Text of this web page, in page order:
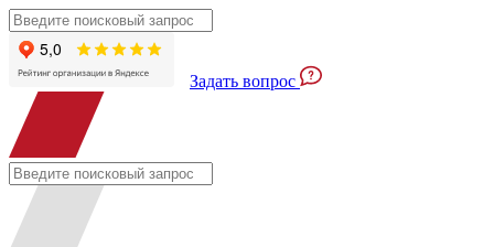
Задать вопрос